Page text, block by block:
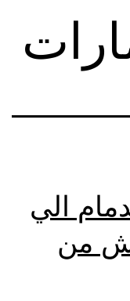
الي
من